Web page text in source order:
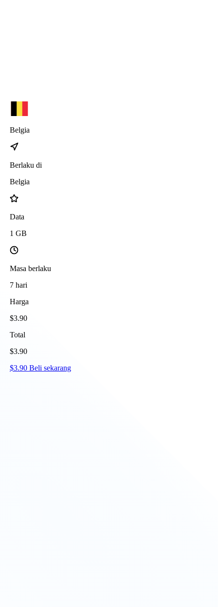
Belgia
Berlaku di
Belgia
Data
1 GB
Masa berlaku
7 hari
Harga
$3.90
Total
$3.90
$3.90 Beli sekarang